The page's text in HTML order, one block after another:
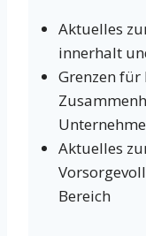
Aktuelles
innerhalt
Grenzen
Aktuelles
Bereich